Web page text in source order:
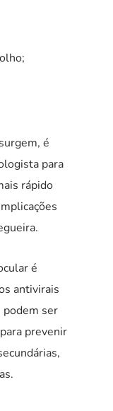
é
para
rápido
é
antivirais
podem ser
prevenir